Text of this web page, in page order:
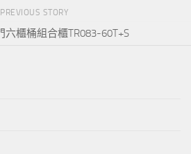
PREVIOUS STORY
六櫃桶組合櫃TR083-60T+S